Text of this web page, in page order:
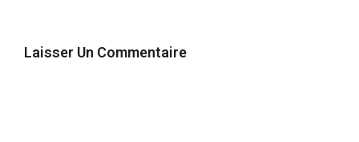
Laisser Un Commentaire